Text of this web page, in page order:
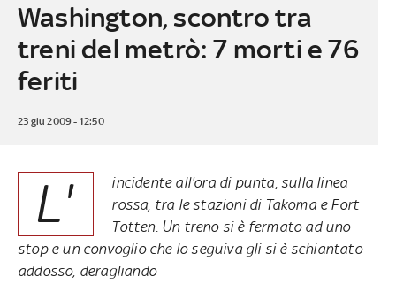
Washington, scontro tra
treni del metrò: 7 morti e 76
feriti
23 giu 2009 - 12:50
L'
incidente all'ora di punta, sulla linea
rossa, tra le stazioni di Takoma e Fort
Totten. Un treno si è fermato ad uno
stop e un convoglio che lo seguiva gli si è schiantato
addosso, deragliando